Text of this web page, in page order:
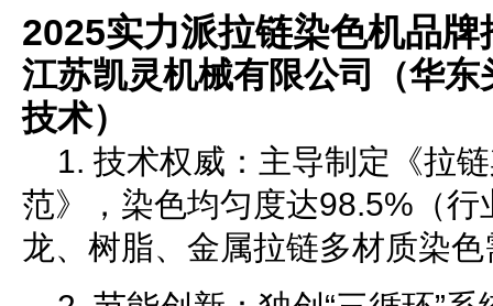
2025实力派拉链染色机品牌
江苏凯灵机械有限公司（华
技术）
1. 技术权威：主导制定《拉
范》，染色均匀度达98.5%（
龙、树脂、金属拉链多材质染